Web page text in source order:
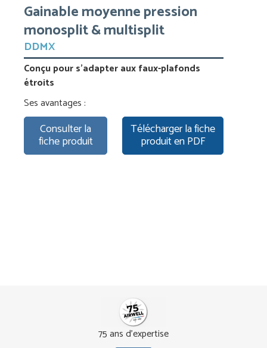
Gainable moyenne pression
monosplit & multisplit
DDMX
Conçu pour s’adapter aux faux-plafonds
étroits
Ses avantages :
Consulter la
fiche produit
Télécharger la fiche
produit en PDF
75 ans d'expertise